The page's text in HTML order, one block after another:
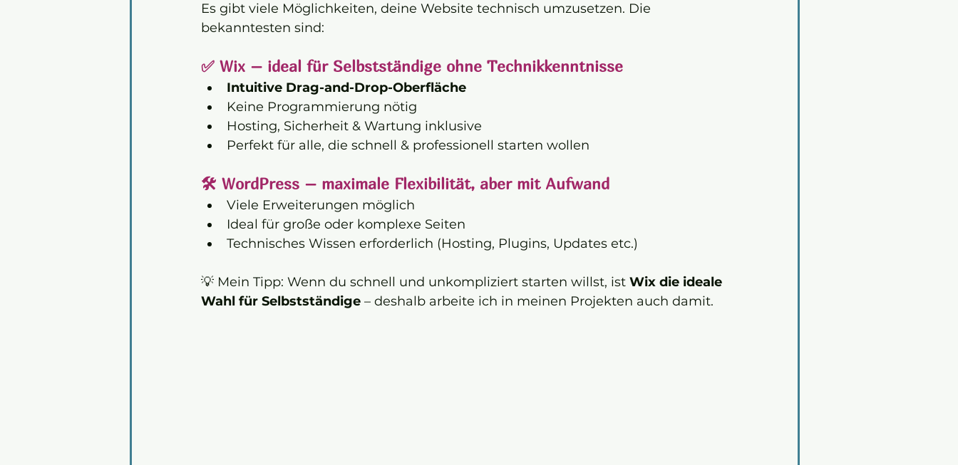
Es gibt viele Möglichkeiten, deine Website technisch umzusetzen. Die
bekanntesten sind:
✅ Wix – ideal für Selbstständige ohne Technikkenntnisse
Intuitive Drag-and-Drop-Oberfläche
Keine Programmierung nötig
Hosting, Sicherheit & Wartung inklusive
Perfekt für alle, die schnell & professionell starten wollen
🛠️ WordPress – maximale Flexibilität, aber mit Aufwand
Viele Erweiterungen möglich
Ideal für große oder komplexe Seiten
Technisches Wissen erforderlich (Hosting, Plugins, Updates etc.)
💡 Mein Tipp: Wenn du schnell und unkompliziert starten willst, ist Wix die ideale
Wahl für Selbstständige – deshalb arbeite ich in meinen Projekten auch damit.